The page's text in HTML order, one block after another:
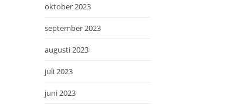
oktober 2023
september 2023
augusti 2023
juli 2023
juni 2023